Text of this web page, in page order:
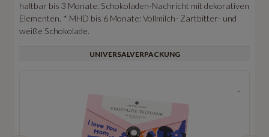
haltbar bis 3 Monate: Schokoladen-Nachricht mit dekorativen
Elementen. * MHD bis 6 Monate: Vollmilch- Zartbitter- und
weiße Schokolade.
UNIVERSALVERPACKUNG